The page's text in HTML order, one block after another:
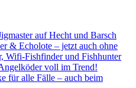
auf Hecht und Barsch
& Echolote – jetzt auch ohne
Wifi-Fishfinder und Fishhunter
voll im Trend!
für alle Fälle – auch beim